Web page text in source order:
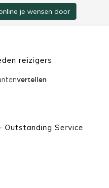
je wensen door
reizigers
Service